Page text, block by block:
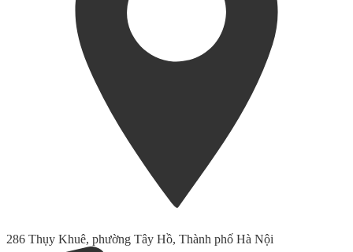
286 Thụy Khuê, phường Tây Hồ, Thành phố Hà Nội